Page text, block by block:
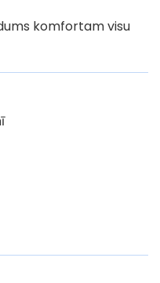
komfortam visu